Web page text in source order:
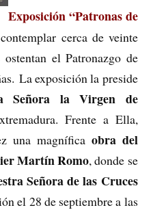
Exposición “Patronas de
cerca de veinte
ostentan el Patronazgo de
La exposición la preside
Señora la Virgen de
Frente a Ella,
una magnífica obra del
Martín Romo, donde se
Señora de las Cruces
el 28 de septiembre a las